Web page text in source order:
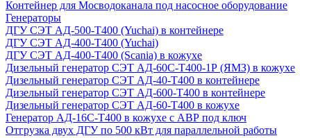
Контейнер для Мосводоканала под насосное оборудование
Генераторы
ДГУ СЭТ АД-500-Т400 (Yuchai) в контейнере
ДГУ СЭТ АД-400-Т400 (Yuchai)
ДГУ СЭТ АД-400-Т400 (Scania) в кожухе
Дизельный генератор СЭТ АД-60С-Т400-1Р (ЯМЗ) в кожухе
Дизельный генератор СЭТ АД-40-Т400 в контейнере
Дизельный генератор СЭТ АД-600-Т400 в контейнере
Дизельный генератор СЭТ АД-60-Т400 в кожухе
Генератор АД-16С-Т400 в кожухе с АВР под ключ
Отгрузка двух ДГУ по 500 кВт для параллельной работы